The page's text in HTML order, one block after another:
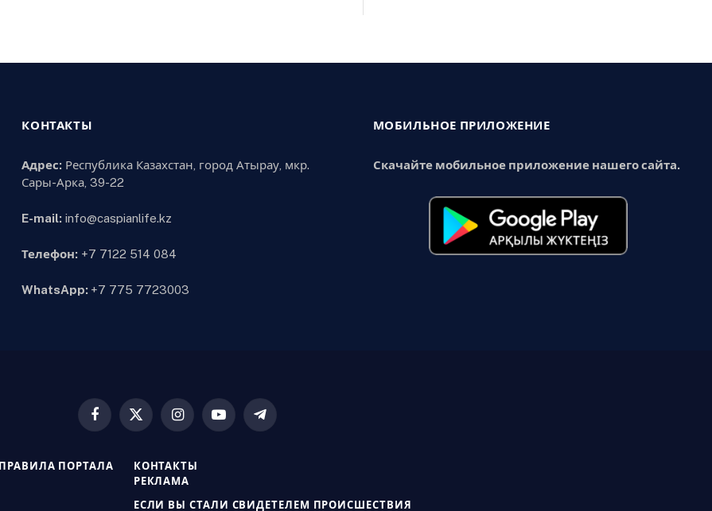
КОНТАКТЫ
Адрес: Республика Казахстан, город Атырау, мкр.
Сары-Арка, 39-22
E-mail: info@caspianlife.kz
Телефон: +7 7122 514 084
WhatsApp: +7 775 7723003
МОБИЛЬНОЕ ПРИЛОЖЕНИЕ
Скачайте мобильное приложение нашего сайта.
Facebook
X
InstagramYouTubeTelegram
ПРАВИЛА ПОРТАЛА
КОНТАКТЫ
РЕКЛАМА
ЕСЛИ ВЫ СТАЛИ СВИДЕТЕЛЕМ ПРОИСШЕСТВИЯ